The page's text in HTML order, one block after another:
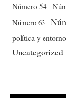
Número 54
Número 63
política y entorno
Uncategorized